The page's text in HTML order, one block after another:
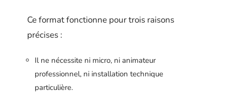
Ce format fonctionne pour trois raisons
précises :
Il ne nécessite ni micro, ni animateur
professionnel, ni installation technique
particulière.